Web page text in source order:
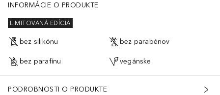
INFORMÁCIE O PRODUKTE
LIMITOVANÁ EDÍCIA
bez silikónu bez parabénov
bez parafínu vegánske
PODROBNOSTI O PRODUKTE